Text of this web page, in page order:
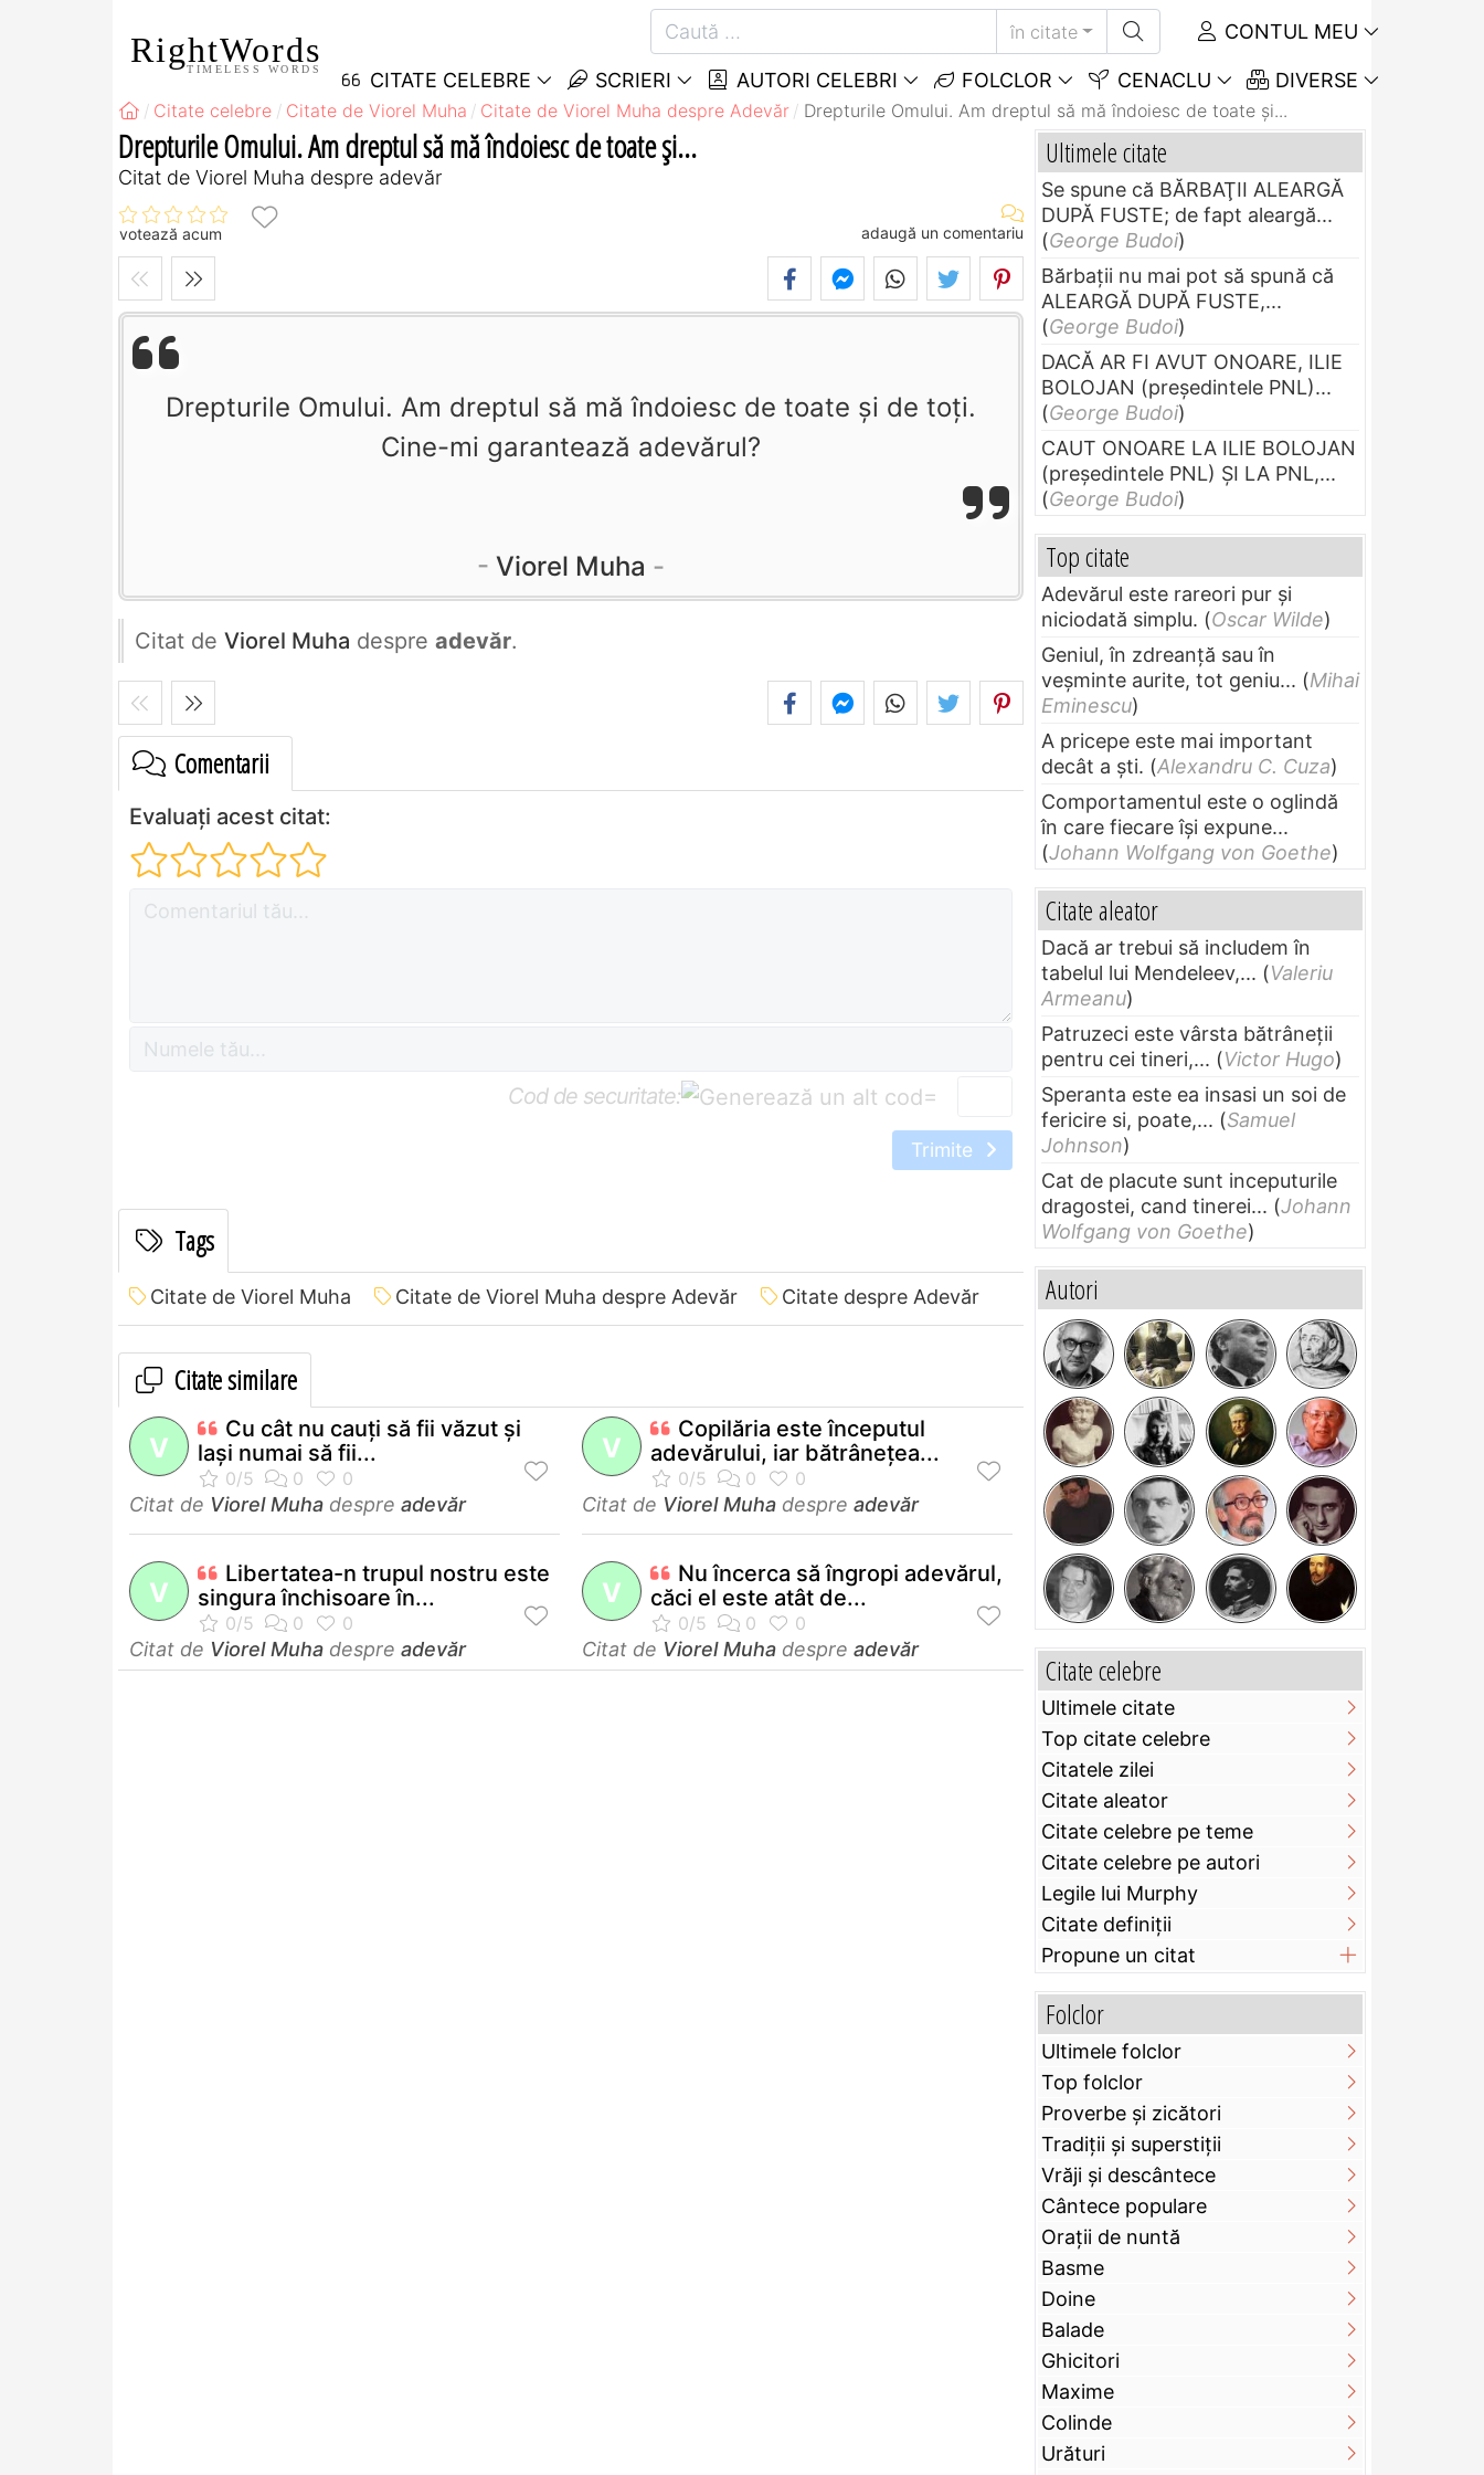
RightWords
TIMELESS WORDS
în citate CONTUL MEU
CITATE CELEBRE SCRIERI AUTORI CELEBRI FOLCLOR CENACLU DIVERSE
Citate celebre Citate de Viorel Muha Citate de Viorel Muha despre Adevăr Drepturile Omului. Am dreptul să mă îndoiesc de toate şi...
Drepturile Omului. Am dreptul să mă îndoiesc de toate şi...
Citat de Viorel Muha despre adevăr
votează acum adaugă un comentariu
Drepturile Omului. Am dreptul să mă îndoiesc de toate şi de toţi.
Cine-mi garantează adevărul?
Viorel Muha
Citat de Viorel Muha despre adevăr.
Comentarii
Evaluați acest citat:
Cod de securitate: =
Trimite
Tags
Citate de Viorel Muha Citate de Viorel Muha despre Adevăr Citate despre Adevăr
Citate similare
V
Cu cât nu cauţi să fii văzut şi
laşi numai să fii...
Citat de Viorel Muha despre adevăr
V
Copilăria este începutul
adevărului, iar bătrâneţea...
Citat de Viorel Muha despre adevăr
V
Libertatea-n trupul nostru este
singura închisoare în...
Citat de Viorel Muha despre adevăr
V
Nu încerca să îngropi adevărul,
căci el este atât de...
Citat de Viorel Muha despre adevăr
Ultimele citate
Se spune că BĂRBAŢII ALEARGĂ
DUPĂ FUSTE; de fapt aleargă...
(George Budoi)
Bărbaţii nu mai pot să spună că
ALEARGĂ DUPĂ FUSTE,...
(George Budoi)
DACĂ AR FI AVUT ONOARE, ILIE
BOLOJAN (preşedintele PNL)...
(George Budoi)
CAUT ONOARE LA ILIE BOLOJAN
(preşedintele PNL) ŞI LA PNL,...
(George Budoi)
Top citate
Adevărul este rareori pur și
niciodată simplu. (Oscar Wilde)
Geniul, în zdreanţă sau în
veşminte aurite, tot geniu... (Mihai
Eminescu)
A pricepe este mai important
decât a ști. (Alexandru C. Cuza)
Comportamentul este o oglindă
în care fiecare își expune...
(Johann Wolfgang von Goethe)
Citate aleator
Dacă ar trebui să includem în
tabelul lui Mendeleev,... (Valeriu
Armeanu)
Patruzeci este vârsta bătrâneții
pentru cei tineri,... (Victor Hugo)
Speranta este ea insasi un soi de
fericire si, poate,... (Samuel
Johnson)
Cat de placute sunt inceputurile
dragostei, cand tinerei... (Johann
Wolfgang von Goethe)
Autori
Citate celebre
Ultimele citate
Top citate celebre
Citatele zilei
Citate aleator
Citate celebre pe teme
Citate celebre pe autori
Legile lui Murphy
Citate definiţii
Propune un citat
Folclor
Ultimele folclor
Top folclor
Proverbe și zicători
Tradiții și superstiții
Vrăji și descântece
Cântece populare
Orații de nuntă
Basme
Doine
Balade
Ghicitori
Maxime
Colinde
Urături